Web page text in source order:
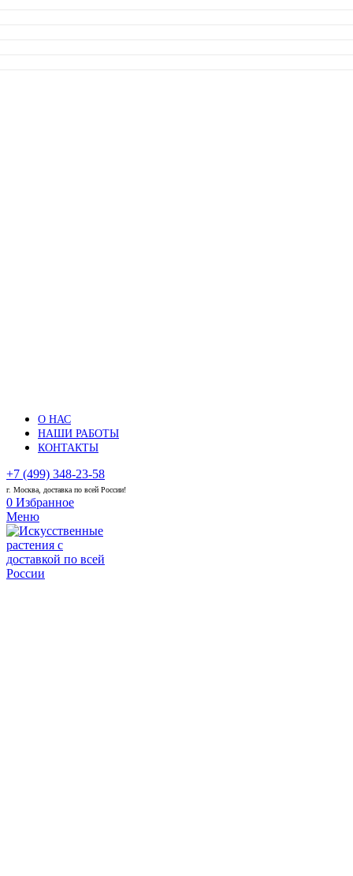
О НАС
НАШИ РАБОТЫ
КОНТАКТЫ
+7 (499) 348-23-58
г. Москва, доставка по всей России!
0 Избранное
Меню